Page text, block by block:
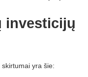
investicijų
yra šie: